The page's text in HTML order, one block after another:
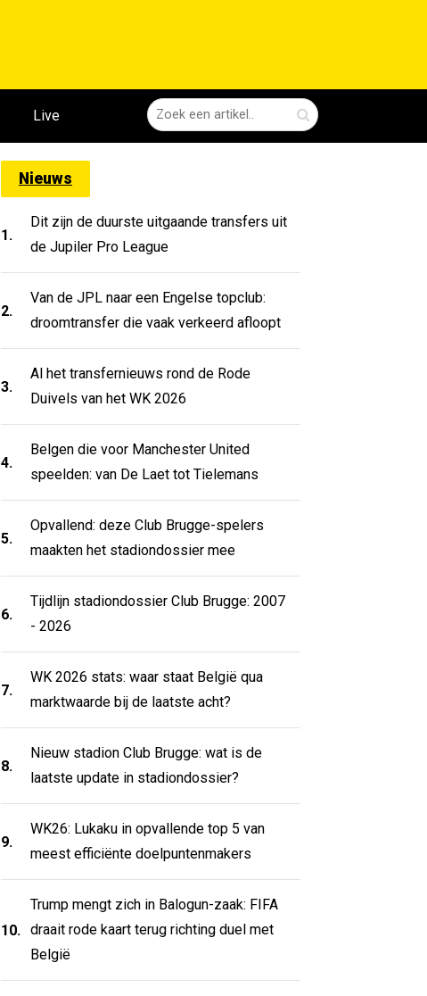
Live
Nieuws
1.
Dit zijn de duurste uitgaande transfers uit
de Jupiler Pro League
2.
Van de JPL naar een Engelse topclub:
droomtransfer die vaak verkeerd afloopt
3.
Al het transfernieuws rond de Rode
Duivels van het WK 2026
4.
Belgen die voor Manchester United
speelden: van De Laet tot Tielemans
5.
Opvallend: deze Club Brugge-spelers
maakten het stadiondossier mee
6.
Tijdlijn stadiondossier Club Brugge: 2007
- 2026
7.
WK 2026 stats: waar staat België qua
marktwaarde bij de laatste acht?
8.
Nieuw stadion Club Brugge: wat is de
laatste update in stadiondossier?
9.
WK26: Lukaku in opvallende top 5 van
meest efficiënte doelpuntenmakers
10.
Trump mengt zich in Balogun-zaak: FIFA
draait rode kaart terug richting duel met
België